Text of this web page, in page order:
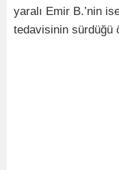
yaralı Emir B.’nin
tedavisinin sürdüğü